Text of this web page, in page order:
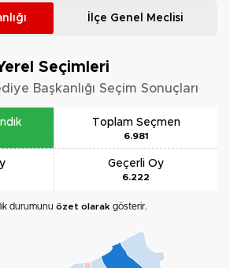
İlçe Genel Meclisi
Seçimleri
Başkanlığı Seçim Sonuçları
Toplam Seçmen
6.981
Geçerli Oy
6.222
durumunu özet olarak gösterir.